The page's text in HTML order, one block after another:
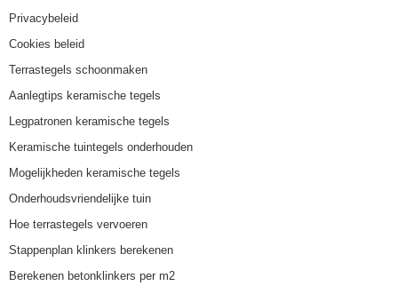
Privacybeleid
Cookies beleid
Terrastegels schoonmaken
Aanlegtips keramische tegels
Legpatronen keramische tegels
Keramische tuintegels onderhouden
Mogelijkheden keramische tegels
Onderhoudsvriendelijke tuin
Hoe terrastegels vervoeren
Stappenplan klinkers berekenen
Berekenen betonklinkers per m2